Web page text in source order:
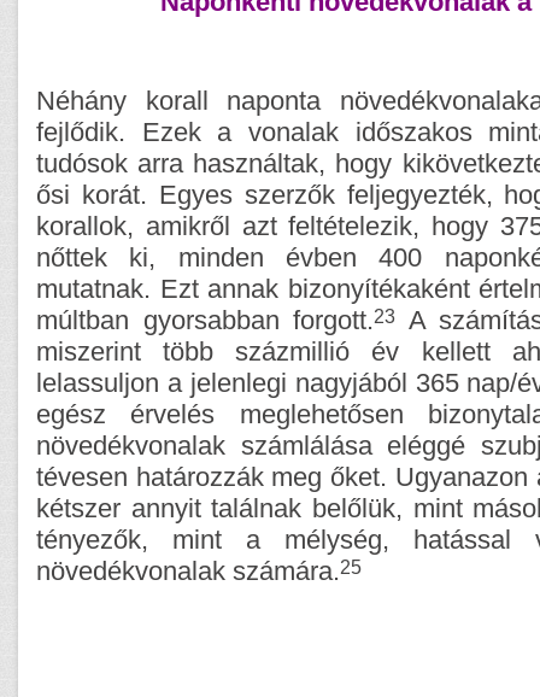
Néhány korall naponta
fejlődik. Ezek a vonalak időszakos
tudósok arra használtak, hogy
ősi korát. Egyes szerzők feljegyezték,
korallok, amikről azt feltételezik, hogy
nőttek ki, minden évben 400
mutatnak. Ezt annak bizonyítékaként
múltban gyorsabban forgott.23
A
miszerint több százmillió év kellett
lelassuljon a jelenlegi nagyjából 365 nap/
egész érvelés meglehetősen
növedékvonalak számlálása eléggé
tévesen határozzák meg őket. Ugyanazon
kétszer annyit találnak belőlük, mint
tényezők, mint a mélység, hatással
növedékvonalak számára.25